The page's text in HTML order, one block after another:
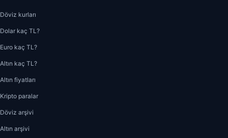
Döviz kurları
Dolar kaç TL?
Euro kaç TL?
Altın kaç TL?
Altın fiyatları
Kripto paralar
Döviz arşivi
Altın arşivi